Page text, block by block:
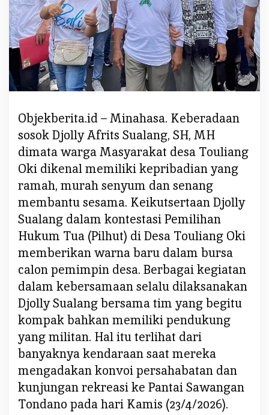
a
D
a
n
D
i
d
k
u
n
K
e
m
a
m
p
u
a
n
Y
a
n
g
m
u
m
u
Objekberita.id – Minahasa. Keberadaan
sosok Djolly Afrits Sualang, SH, MH
dimata warga Masyarakat desa Touliang
Oki dikenal memiliki kepribadian yang
ramah, murah senyum dan senang
membantu sesama. Keikutsertaan Djolly
Sualang dalam kontestasi Pemilihan
Hukum Tua (Pilhut) di Desa Touliang Oki
memberikan warna baru dalam bursa
calon pemimpin desa. Berbagai kegiatan
dalam kebersamaan selalu dilaksanakan
Djolly Sualang bersama tim yang begitu
kompak bahkan memiliki pendukung
yang militan. Hal itu terlihat dari
banyaknya kendaraan saat mereka
mengadakan konvoi persahabatan dan
kunjungan rekreasi ke Pantai Sawangan
Tondano pada hari Kamis (23/4/2026).